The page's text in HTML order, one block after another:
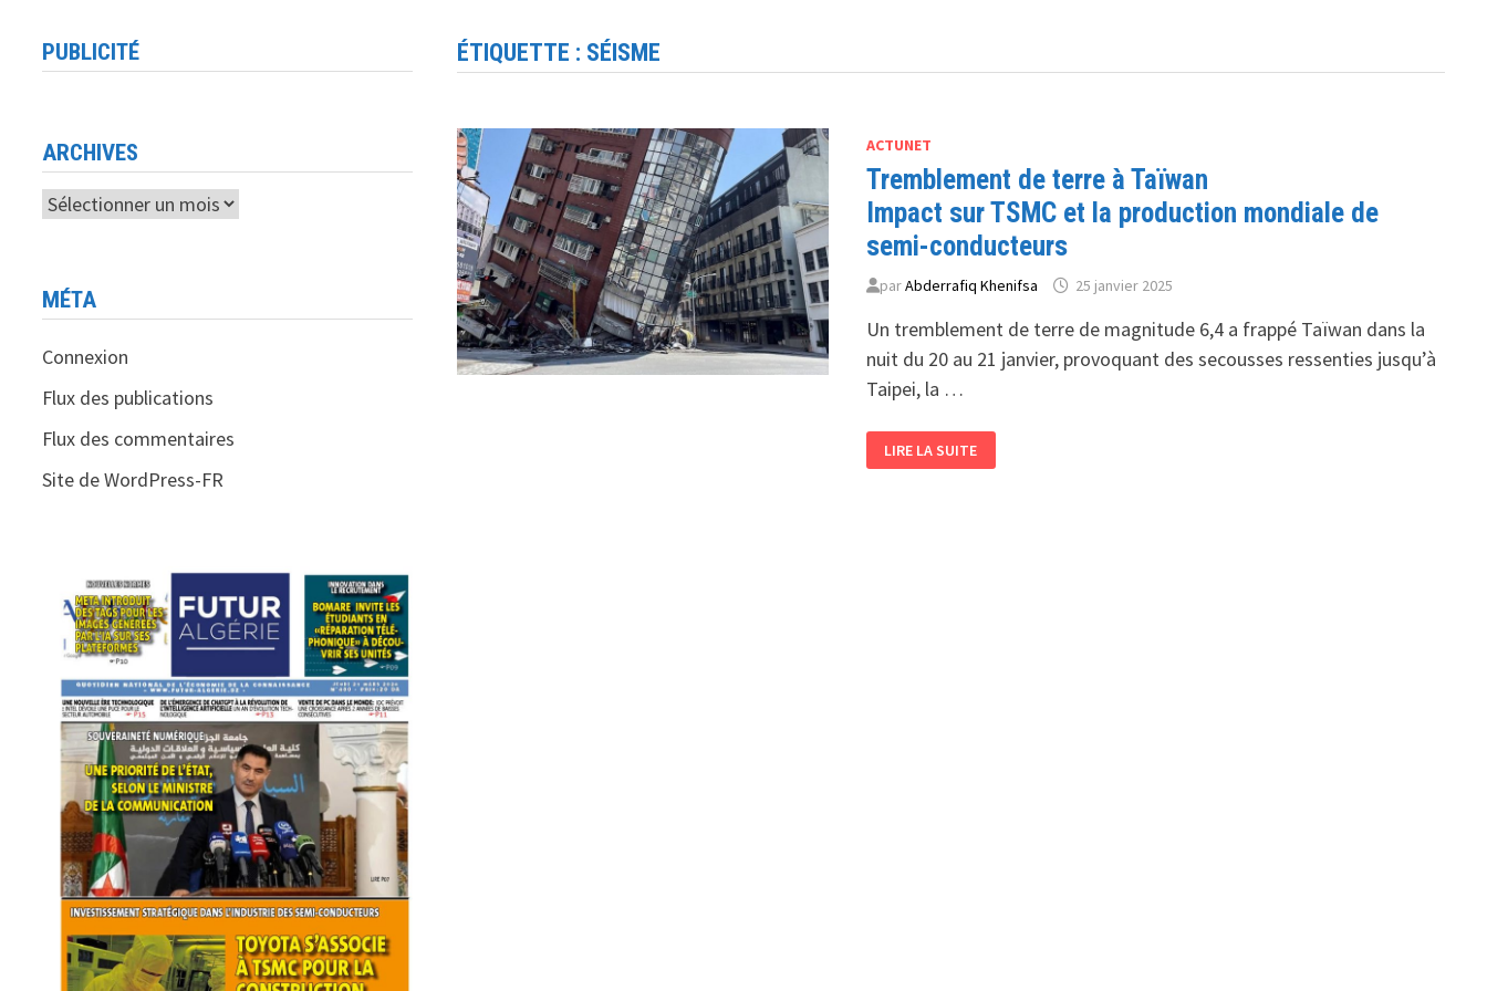
ÉTIQUETTE : SÉISME
ACTUNET
Tremblement de terre à Taïwan
Impact sur TSMC et la production mondiale de
semi-conducteurs
parAbderrafiq Khenifsa 25 janvier 2025
Un tremblement de terre de magnitude 6,4 a frappé Taïwan dans la
nuit du 20 au 21 janvier, provoquant des secousses ressenties jusqu’à
Taipei, la …
DE
TERRE
LIRE LA SUITE
PUBLICITÉ
ARCHIVES
Archives
MÉTA
Connexion
Flux des publications
Flux des commentaires
Site de WordPress-FR